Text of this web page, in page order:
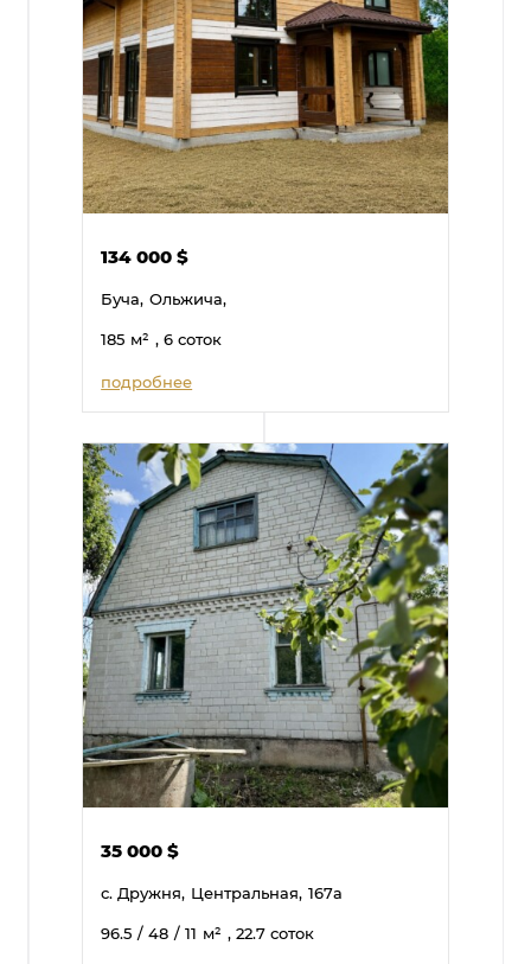
134 000$
Буча, Ольжича,
185 м² , 6 соток
подробнее
35 000$
с. Дружня, Центральная, 167а
96.5 / 48 / 11 м² , 22.7 соток